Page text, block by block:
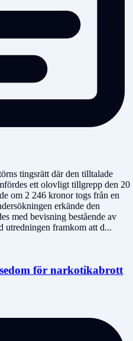
tingsrätt där den tilltalade
ett olovligt tillgrepp den 20
om 2 246 kronor togs från en
erkände den
med bevisning bestående av
utredningen framkom att d...
för narkotikabrott